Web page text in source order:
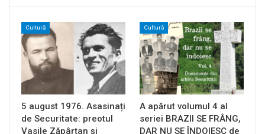
Cultură
5 august 1976. Asasinați
de Securitate: preotul
Vasile Zăpârțan și
Cultură
A apărut volumul 4 al
seriei BRAZII SE FRÂNG,
DAR NU SE ÎNDOIESC de